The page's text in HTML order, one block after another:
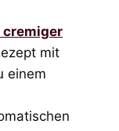
mit
einem